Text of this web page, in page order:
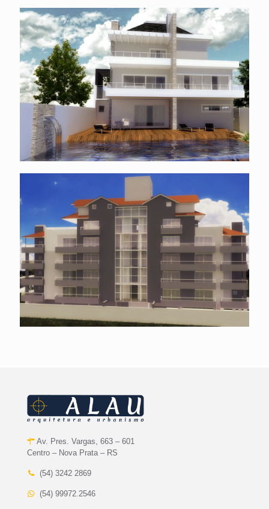
Av. Pres. Vargas, 663 – 601
Centro – Nova Prata – RS
(54) 3242 2869
(54) 99972.2546